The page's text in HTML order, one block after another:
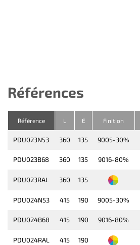
Références
Référence L E Finition
PDU023N53 360 135 9005-30%
PDU023B68 360 135 9016-80%
PDU023RAL 360 135
PDU024N53 415 190 9005-30%
PDU024B68 415 190 9016-80%
PDU024RAL 415 190